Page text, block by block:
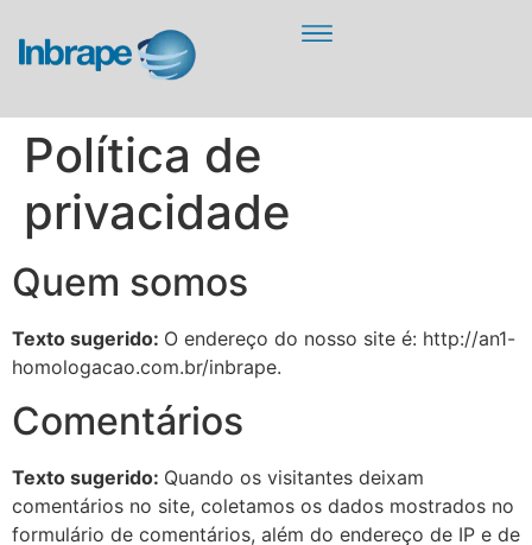
Política de
privacidade
Quem somos
Texto sugerido: O endereço do nosso site é: http://an1-
homologacao.com.br/inbrape.
Comentários
Texto sugerido: Quando os visitantes deixam
comentários no site, coletamos os dados mostrados no
formulário de comentários, além do endereço de IP e de